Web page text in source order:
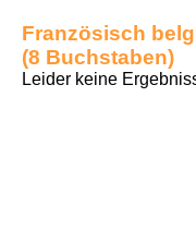
Französisch
(8 Buchstaben)
Leider keine